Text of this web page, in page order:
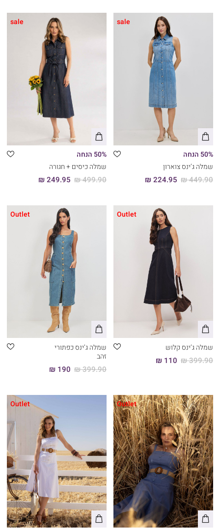
sale
50% הנחה
שמלה ג’ינס צוארון
224.95 ₪ 449.90 ₪
sale
50% הנחה
שמלה כיסים + חגורה
249.95 ₪ 499.90 ₪
Outlet
שמלה ג’ינס קלוש
110 ₪ 399.90 ₪
Outlet
שמלה ג’ינס כפתורי
זהב
190 ₪ 399.90 ₪
Outlet
Outlet